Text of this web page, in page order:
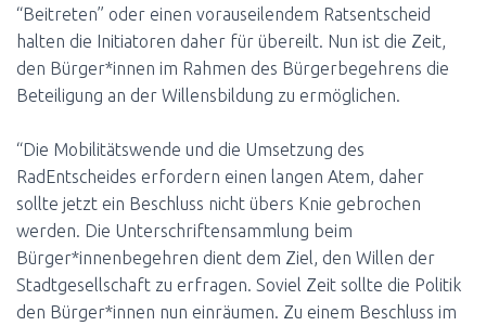
“Beitreten” oder einen vorauseilendem Ratsentscheid
halten die Initiatoren daher für übereilt. Nun ist die Zeit,
den Bürger*innen im Rahmen des Bürgerbegehrens die
Beteiligung an der Willensbildung zu ermöglichen.
“Die Mobilitätswende und die Umsetzung des
RadEntscheides erfordern einen langen Atem, daher
sollte jetzt ein Beschluss nicht übers Knie gebrochen
werden. Die Unterschriftensammlung beim
Bürger*innenbegehren dient dem Ziel, den Willen der
Stadtgesellschaft zu erfragen. Soviel Zeit sollte die Politik
den Bürger*innen nun einräumen. Zu einem Beschluss im